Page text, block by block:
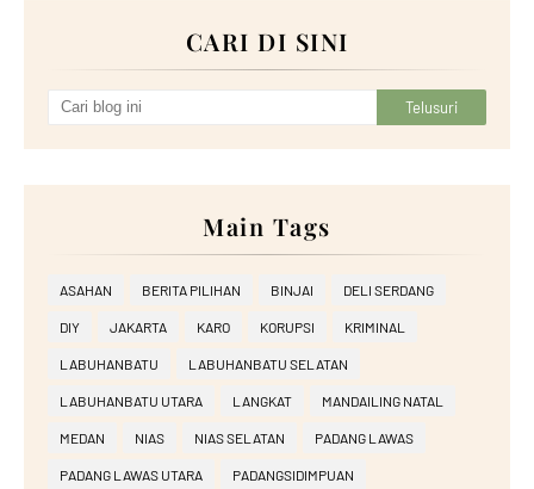
CARI DI SINI
Main Tags
ASAHAN BERITA PILIHAN BINJAI DELI SERDANG
DIY JAKARTA KARO KORUPSI KRIMINAL
LABUHANBATU LABUHANBATU SELATAN
LABUHANBATU UTARA LANGKAT MANDAILING NATAL
MEDAN NIAS NIAS SELATAN PADANG LAWAS
PADANG LAWAS UTARA PADANGSIDIMPUAN